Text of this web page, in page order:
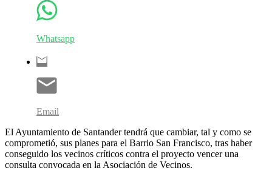
Whatsapp
Email
El Ayuntamiento de Santander tendrá que cambiar, tal y como se
comprometió, sus planes para el Barrio San Francisco, tras haber
conseguido los vecinos críticos contra el proyecto vencer una
consulta convocada en la Asociación de Vecinos.